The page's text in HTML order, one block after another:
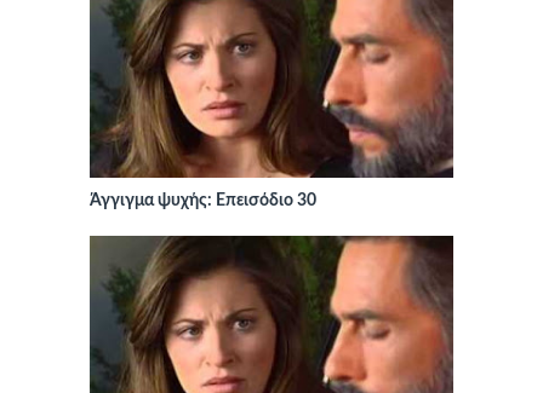
Άγγιγμα ψυχής: Επεισόδιο 30